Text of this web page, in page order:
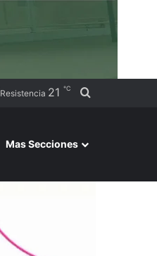
Resistencia 21 ℃ Buscar por
Mas Secciones